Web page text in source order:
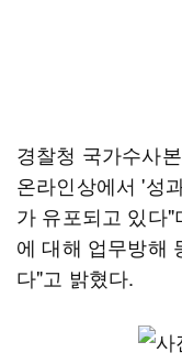
경찰청 국가수사
온라인상에서 '성
가 유포되고 있다
에 대해 업무방해
다"고 밝혔다.